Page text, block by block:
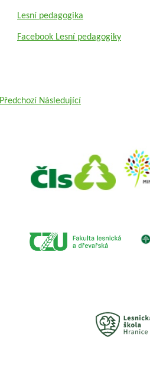
Lesní pedagogika
Facebook Lesní pedagogiky
Předchozí Následující